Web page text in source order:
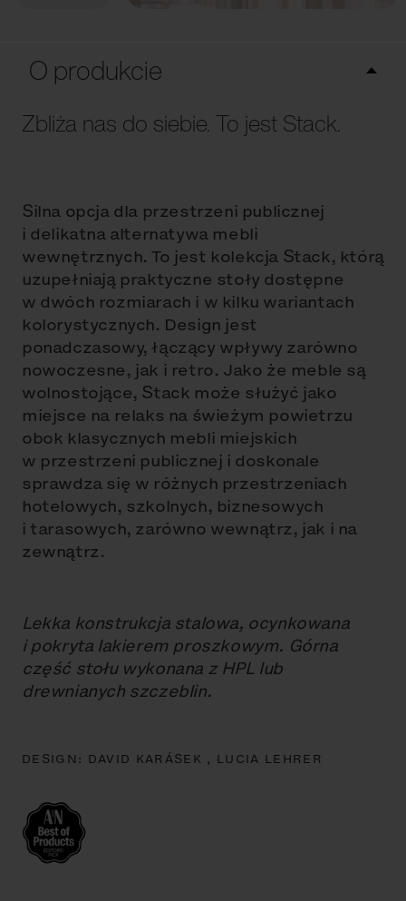
O produkcie
Zbliża nas do siebie. To jest Stack.
Silna opcja dla przestrzeni publicznej
i delikatna alternatywa mebli
wewnętrznych. To jest kolekcja Stack, którą
uzupełniają praktyczne stoły dostępne
w dwóch rozmiarach i w kilku wariantach
kolorystycznych. Design jest
ponadczasowy, łączący wpływy zarówno
nowoczesne, jak i retro. Jako że meble są
wolnostojące, Stack może służyć jako
miejsce na relaks na świeżym powietrzu
obok klasycznych mebli miejskich
w przestrzeni publicznej i doskonale
sprawdza się w różnych przestrzeniach
hotelowych, szkolnych, biznesowych
i tarasowych, zarówno wewnątrz, jak i na
zewnątrz.
Lekka konstrukcja stalowa, ocynkowana
i pokryta lakierem proszkowym. Górna
część stołu wykonana z HPL lub
drewnianych szczeblin.
DESIGN: DAVID KARÁSEK , LUCIA LEHRER